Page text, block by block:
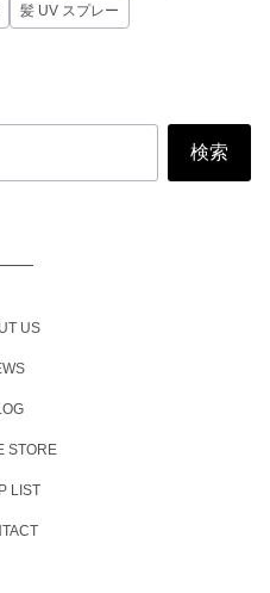
髪 UV スプレー
US
STORE
LIST